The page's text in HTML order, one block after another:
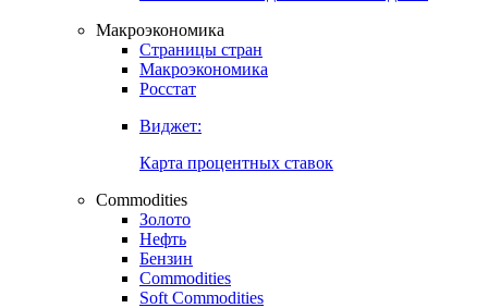
Макроэкономика
Страницы стран
Макроэкономика
Росстат
Виджет:
Карта процентных ставок
Commodities
Золото
Нефть
Бензин
Commodities
Soft Commodities